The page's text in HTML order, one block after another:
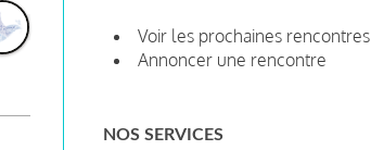
Voir les prochaines rencontres
Annoncer une rencontre
NOS SERVICES